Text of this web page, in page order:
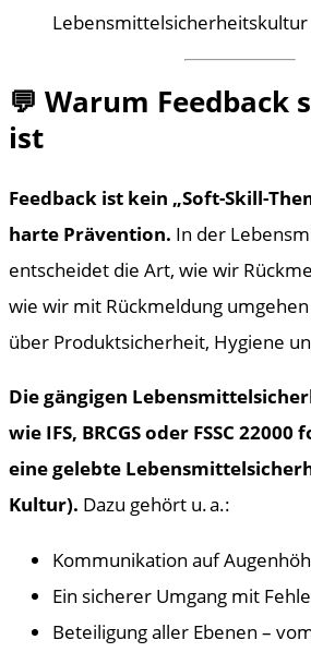
💬 Warum Feedback
ist
Feedback ist kein „Soft-Skill-
harte Prävention. In der
entscheidet die Art, wie wir
wie wir mit Rückmeldung
über Produktsicherheit, Hygiene
Die gängigen
wie IFS, BRCGS oder FSSC
eine gelebte
Kultur). Dazu gehört u. a.:
Kommunikation auf
Ein sicherer Umgang mit
Beteiligung aller Ebenen –